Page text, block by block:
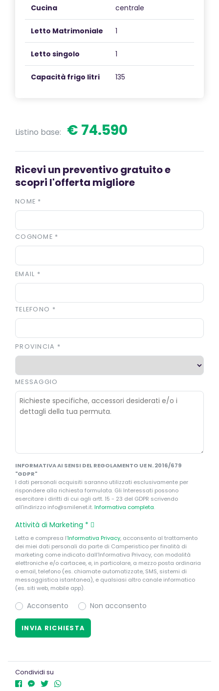
Cucina centrale
Letto Matrimoniale 1
Letto singolo 1
Capacità frigo litri 135
Listino base: € 74.590
Ricevi un preventivo gratuito e
scopri l'offerta migliore
NOME *
COGNOME *
EMAIL *
TELEFONO *
PROVINCIA *
MESSAGGIO
INFORMATIVA AI SENSI DEL REGOLAMENTO UE N. 2016/679
"GDPR"
I dati personali acquisiti saranno utilizzati esclusivamente per
rispondere alla richiesta formulata. Gli Interessati possono
esercitare i diritti di cui agli artt. 15 - 23 del GDPR scrivendo
all'indirizzo info@smilenet.it.Informativa completa.
Attività di Marketing *
Letta e compresa l’Informativa Privacy, acconsento al trattamento
dei miei dati personali da parte di Camperistico per finalità di
marketing come indicato dall’Informativa Privacy, con modalità
elettroniche e/o cartacee, e, in particolare, a mezzo posta ordinaria
o email, telefono (es. chiamate automatizzate, SMS, sistemi di
messaggistica istantanea), e qualsiasi altro canale informatico
(es. siti web, mobile app).
Acconsento Non acconsento
Condividi su